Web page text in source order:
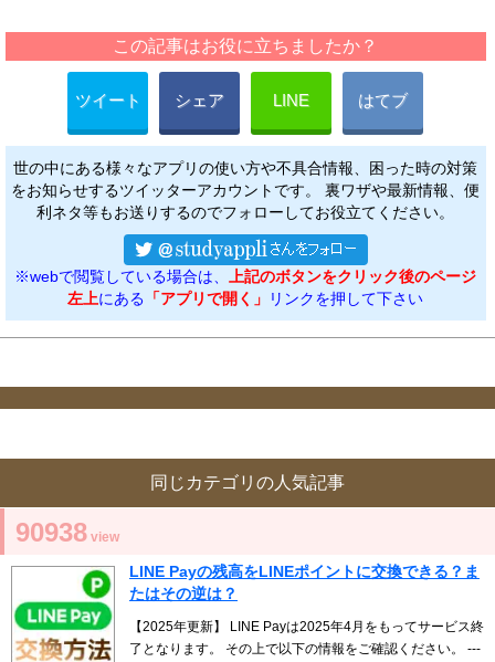
この記事はお役に立ちましたか？
ツイート シェア LINE はてブ
世の中にある様々なアプリの使い方や不具合情報、困った時の対策
をお知らせするツイッターアカウントです。 裏ワザや最新情報、便
利ネタ等もお送りするのでフォローしてお役立てください。
※webで閲覧している場合は、
上記のボタンをクリック後のページ
左上にある 「アプリで開く」 リンクを押して下さい
同じカテゴリの人気記事
90938 view
LINE Payの残高をLINEポイントに交換できる？ま
たはその逆は？
【2025年更新】 LINE Payは2025年4月をもってサービス終
了となります。 その上で以下の情報をご確認ください。 ---